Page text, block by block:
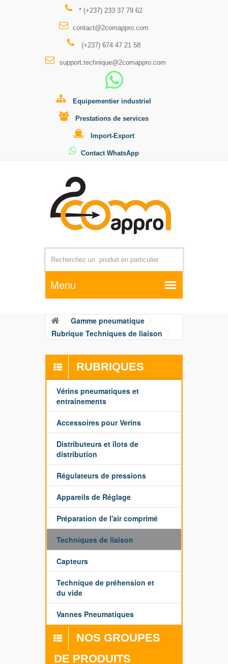
* (+237) 233 37 79 62
contact@2comappro.com
(+237) 674 47 21 58
support.technique@2comappro.com
Equipementier industriel
Prestations de services
Import-Export
Contact WhatsApp
Par exemple +distributeur +CD01
Gamme pneumatique
Rubrique Techniques de liaison
RUBRIQUES
Vérins pneumatiques et
entrainements
Accessoires pour Verins
Distributeurs et îlots de
distribution
Régulateurs de pressions
Appareils de Réglage
Préparation de l'air comprimé
Techniques de liaison
Capteurs
Technique de préhension et
du vide
Vannes Pneumatiques
NOS GROUPES
DE PRODUITS